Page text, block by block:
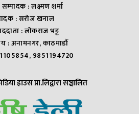
सम्पादक : लक्ष्मण शर्मा
: सराेज खनाल
: लाेकराज भट्ट
: अनामनगर, काठमाडौं
9851194720
हाउस प्रा.लिद्वारा सञ्चालित